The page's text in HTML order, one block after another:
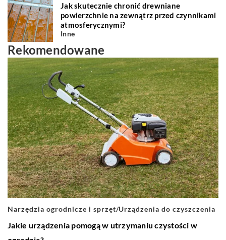
Jak skutecznie chronić drewniane
powierzchnie na zewnątrz przed czynnikami
atmosferycznymi?
Inne
Rekomendowane
Narzędzia ogrodnicze i sprzęt/Urządzenia do czyszczenia
Jakie urządzenia pomogą w utrzymaniu czystości w